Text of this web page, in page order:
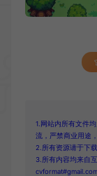
1.网站内所有文件
流，严禁商业用途
2.所有资源请于下
3.所有内容均来自